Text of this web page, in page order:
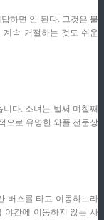
하면 안 된다. 그것은 불
속 거절하는 것도 쉬운
다. 소녀는 벌써 며칠째
으로 유명한 와플 전문상
버스를 타고 이동하느라
야간에 이동하지 않는 사